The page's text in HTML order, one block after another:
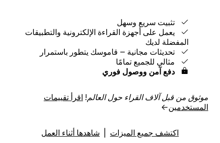
تثبيت سريع وسهل
يعمل على أجهزة القراءة الإلكترونية والتطبيقات
المفضلة لديك
تحديثات مجانية ‒ قاموسك يتطور باستمرار
مثالي للجميع تمامًا
دفع آمن ووصول فوري
موثوق من قبل آلاف القراء حول العالم! اقرأ تقييمات
المستخدمين→
اكتشف جميع الميزات شاهدها أثناء العمل